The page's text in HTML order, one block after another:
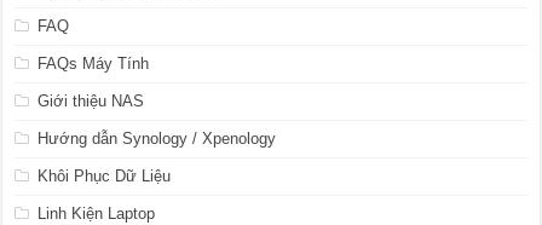
FAQ
FAQs Máy Tính
Giới thiệu NAS
Hướng dẫn Synology / Xpenology
Khôi Phục Dữ Liệu
Linh Kiện Laptop